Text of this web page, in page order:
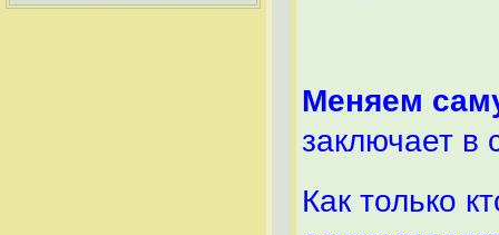
Меняем
заключает в
Как только